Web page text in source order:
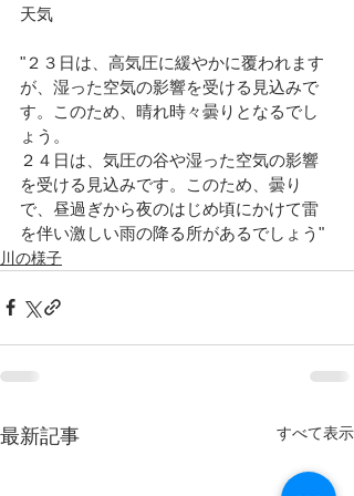
天気
"２３日は、高気圧に緩やかに覆われます
が、湿った空気の影響を受ける見込みで
す。このため、晴れ時々曇りとなるでし
ょう。
２４日は、気圧の谷や湿った空気の影響
を受ける見込みです。このため、曇り
で、昼過ぎから夜のはじめ頃にかけて雷
を伴い激しい雨の降る所があるでしょう"
川の様子
最新記事 すべて表示